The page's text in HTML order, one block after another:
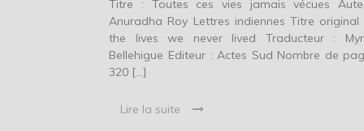
Titre : Toutes ces vies jamais vécues
Anuradha Roy Lettres indiennes Titre original
the lives we never lived Traducteur :
Bellehigue Editeur : Actes Sud Nombre de
320 […]
Lire la suite